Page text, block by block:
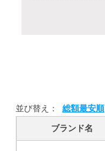
並び替え： 総額最安順
ブランド名